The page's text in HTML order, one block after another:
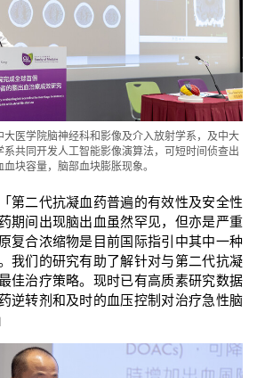
大医学院脑神经科和影像及介入放射学系，及中大
系共同开发人工智能影像演算法，可短时间侦查出
块容量，脑部血块膨胀现象。
第二代抗凝血药普遍的有效性及安全性
期间出现脑出血虽然罕见，但亦是严重
复合浓缩物是目前国际指引中其中一种
我们的研究有助了解针对与第二代抗凝
佳治疗策略。现时已有高质素研究数据
逆转剂和及时的血压控制对治疗急性脑